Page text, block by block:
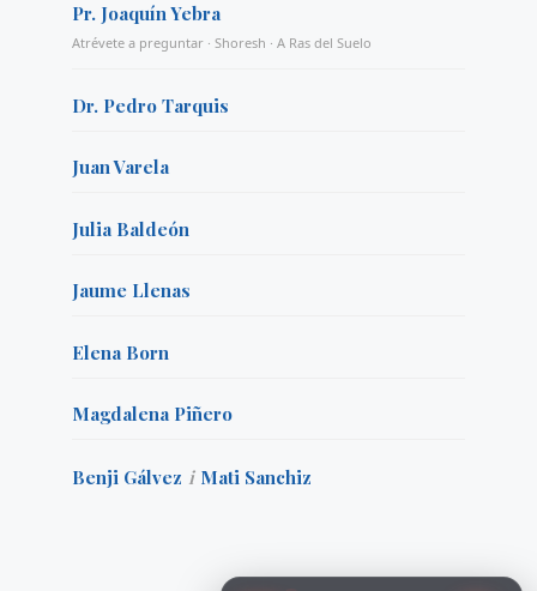
Pr. Joaquín Yebra
Atrévete a preguntar · Shoresh · A Ras del Suelo
Dr. Pedro Tarquis
Juan Varela
Julia Baldeón
Jaume Llenas
Elena Born
Magdalena Piñero
Benji Gálvez i Mati Sanchiz